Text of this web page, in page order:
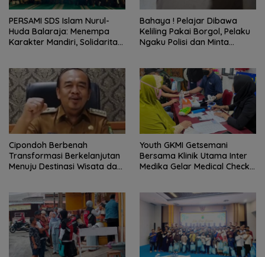
PERSAMI SDS Islam Nurul-
Huda Balaraja: Menempa
Karakter Mandiri, Solidaritas,
Bahaya ! Pelajar Dibawa
Keliling Pakai Borgol, Pelaku
Ngaku Polisi dan Minta
Cipondoh Berbenah
Transformasi Berkelanjutan
Menuju Destinasi Wisata dan
Youth GKMI Getsemani
Bersama Klinik Utama Inter
Medika Gelar Medical Check